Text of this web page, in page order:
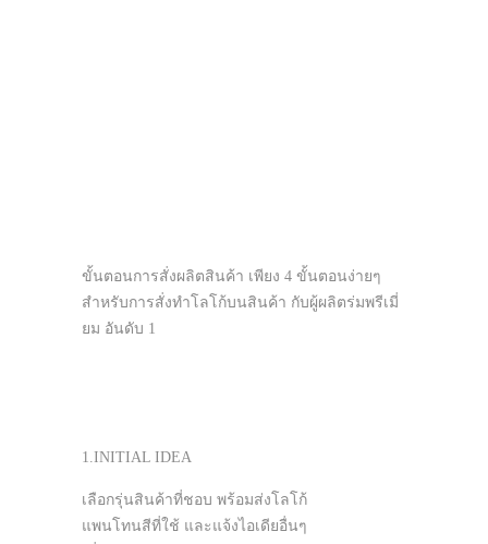
ขั้นตอนการสั่งผลิตสินค้า เพียง 4 ขั้นตอนง่ายๆ
สำหรับการสั่งทำโลโก้บนสินค้า กับผู้ผลิตร่มพรีเมี่
ยม อันดับ 1
1.INITIAL IDEA
เลือกรุ่นสินค้าที่ชอบ พร้อมส่งโลโก้
แพนโทนสีที่ใช้ และแจ้งไอเดียอื่นๆ